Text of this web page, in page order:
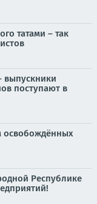
татами – так
выпускники
поступают в
освобождённых
Республике